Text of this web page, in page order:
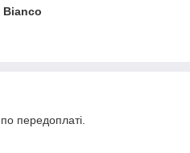
Bianco
передоплаті.